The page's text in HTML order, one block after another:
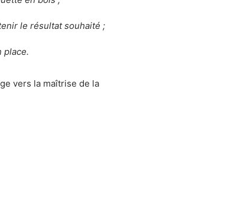
le résultat souhaité ;
place.
vers la maîtrise de la